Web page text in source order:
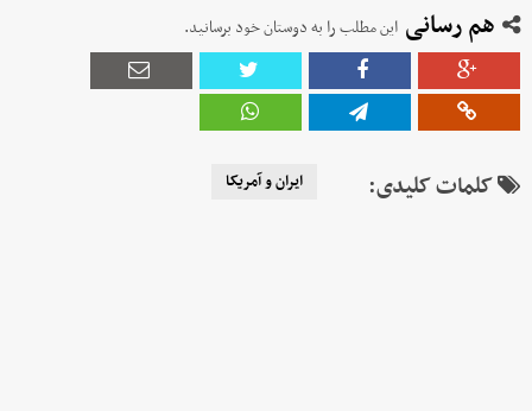
هم رسانی این مطلب را به دوستان خود برسانید.
کلمات کلیدی: ایران و آمریکا